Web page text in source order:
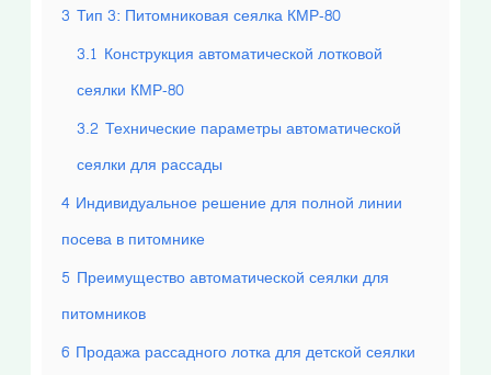
3 Тип 3: Питомниковая сеялка КМР-80
3.1 Конструкция автоматической лотковой
сеялки КМР-80
3.2 Технические параметры автоматической
сеялки для рассады
4 Индивидуальное решение для полной линии
посева в питомнике
5 Преимущество автоматической сеялки для
питомников
6 Продажа рассадного лотка для детской сеялки